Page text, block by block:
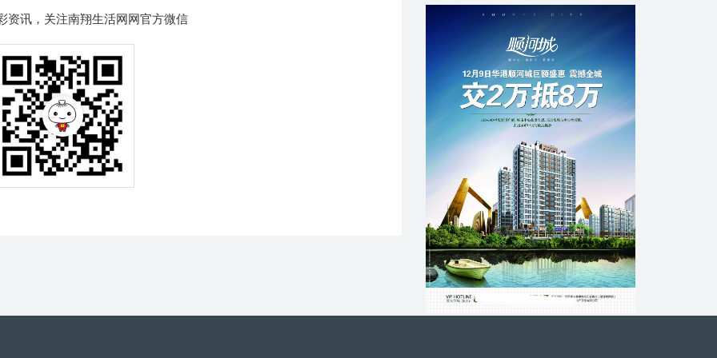
资讯，关注南翔生活网网官方微信